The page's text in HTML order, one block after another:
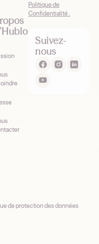
Politique de
Confidentialité .
Suivez-
nous
de protection des données